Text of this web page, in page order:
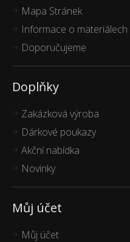
Mapa Stránek
Informace o materiálech
Doporučujeme
Doplňky
Zakázková výroba
Dárkové poukazy
Akční nabídka
Novinky
Můj účet
Můj účet